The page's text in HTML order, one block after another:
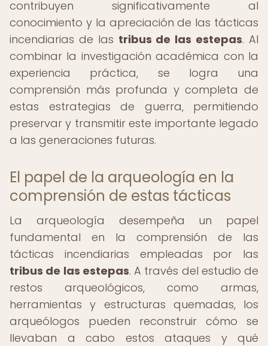
contribuyen significativamente al
conocimiento y la apreciación de las tácticas
incendiarias de las tribus de las estepas. Al
combinar la investigación académica con la
experiencia práctica, se logra una
comprensión más profunda y completa de
estas estrategias de guerra, permitiendo
preservar y transmitir este importante legado
a las generaciones futuras.
El papel de la arqueología en la
comprensión de estas tácticas
La arqueología desempeña un papel
fundamental en la comprensión de las
tácticas incendiarias empleadas por las
tribus de las estepas. A través del estudio de
restos arqueológicos, como armas,
herramientas y estructuras quemadas, los
arqueólogos pueden reconstruir cómo se
llevaban a cabo estos ataques y qué